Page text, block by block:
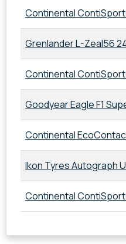
Continental
Grenlander L-Zeal56
Continental
Goodyear Eagle F1
Continental
Ikon Tyres Autograph
Continental